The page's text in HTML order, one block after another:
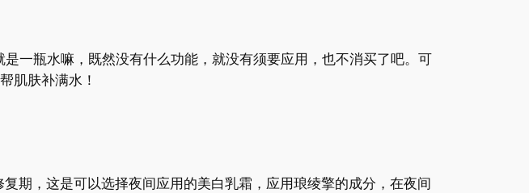
瓶水嘛，既然没有什么功能，就没有须要应用，也不消买了吧。可
肌肤补满水！
，这是可以选择夜间应用的美白乳霜，应用琅绫擎的成分，在夜间